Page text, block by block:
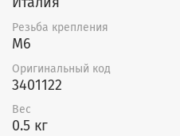
Резьба крепления
M6
Оригинальный код
3401122
Вес
0.5 кг